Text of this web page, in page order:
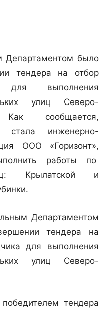
Департаментом было
тендера на отбор
для выполнения
улиц Северо-
сообщается,
стала инженерно-
ООО «Горизонт»,
работы по
Крылатской и
Департаментом
тендера на
для выполнения
улиц Северо-
тендера